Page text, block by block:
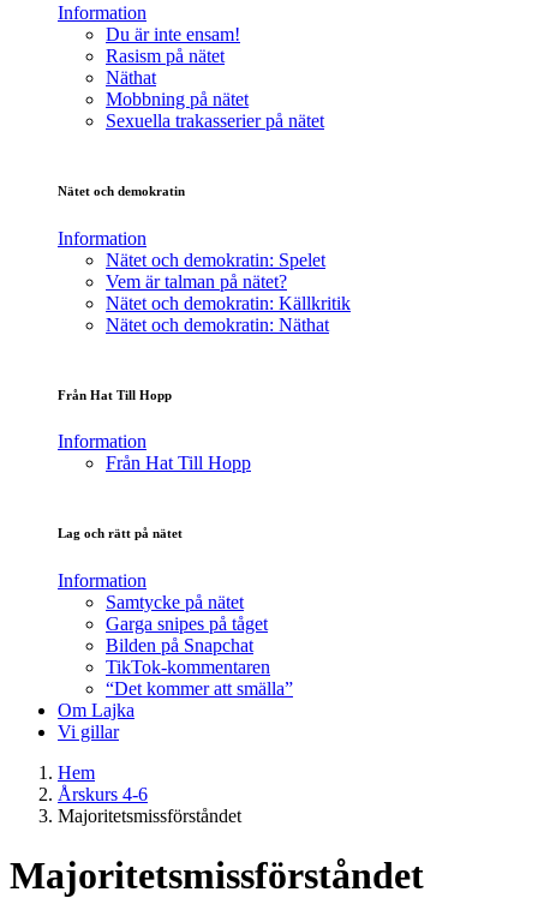
Information
Du är inte ensam!
Rasism på nätet
Näthat
Mobbning på nätet
Sexuella trakasserier på nätet
Nätet och demokratin
Information
Nätet och demokratin: Spelet
Vem är talman på nätet?
Nätet och demokratin: Källkritik
Nätet och demokratin: Näthat
Från Hat Till Hopp
Information
Från Hat Till Hopp
Lag och rätt på nätet
Information
Samtycke på nätet
Garga snipes på tåget
Bilden på Snapchat
TikTok-kommentaren
“Det kommer att smälla”
Om Lajka
Vi gillar
Hem
Årskurs 4-6
Majoritetsmissförståndet
Majoritetsmissförståndet